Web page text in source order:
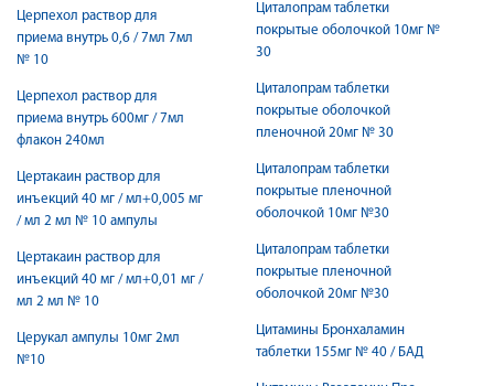
Церпехол раствор для
приема внутрь 0,6 / 7мл 7мл
№ 10
Церпехол раствор для
приема внутрь 600мг / 7мл
флакон 240мл
Цертакаин раствор для
инъекций 40 мг / мл+0,005 мг
/ мл 2 мл № 10 ампулы
Цертакаин раствор для
инъекций 40 мг / мл+0,01 мг /
мл 2 мл № 10
Церукал ампулы 10мг 2мл
№10
Циталопрам таблетки
покрытые оболочкой 10мг №
30
Циталопрам таблетки
покрытые оболочкой
пленочной 20мг № 30
Циталопрам таблетки
покрытые пленочной
оболочкой 10мг №30
Циталопрам таблетки
покрытые пленочной
оболочкой 20мг №30
Цитамины Бронхаламин
таблетки 155мг № 40 / БАД